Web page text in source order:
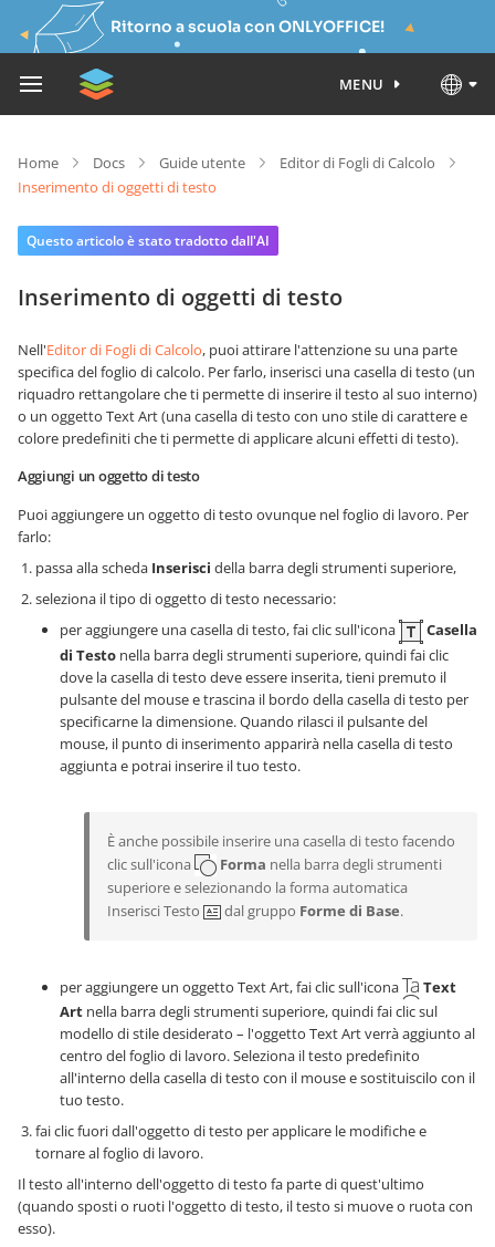
Ritorno a scuola con ONLYOFFICE!
MENU
Home Docs Guide utente
Editor di Fogli di Calcolo
Inserimento di oggetti di testo
Questo articolo è stato tradotto dall'AI
Inserimento di oggetti di testo
Nell'Editor di Fogli di Calcolo, puoi attirare l'attenzione su una parte
specifica del foglio di calcolo. Per farlo, inserisci una casella di testo (un
riquadro rettangolare che ti permette di inserire il testo al suo interno)
o un oggetto Text Art (una casella di testo con uno stile di carattere e
colore predefiniti che ti permette di applicare alcuni effetti di testo).
Aggiungi un oggetto di testo
Puoi aggiungere un oggetto di testo ovunque nel foglio di lavoro. Per
farlo:
passa alla scheda Inserisci della barra degli strumenti superiore,
seleziona il tipo di oggetto di testo necessario:
per aggiungere una casella di testo, fai clic sull'icona
Casella
di Testo nella barra degli strumenti superiore, quindi fai clic
dove la casella di testo deve essere inserita, tieni premuto il
pulsante del mouse e trascina il bordo della casella di testo per
specificarne la dimensione. Quando rilasci il pulsante del
mouse, il punto di inserimento apparirà nella casella di testo
aggiunta e potrai inserire il tuo testo.
È anche possibile inserire una casella di testo facendo
clic sull'icona
Forma nella barra degli strumenti
superiore e selezionando la forma automatica
Inserisci Testo
dal gruppo Forme di Base.
per aggiungere un oggetto Text Art, fai clic sull'icona
Text
Art nella barra degli strumenti superiore, quindi fai clic sul
modello di stile desiderato – l'oggetto Text Art verrà aggiunto al
centro del foglio di lavoro. Seleziona il testo predefinito
all'interno della casella di testo con il mouse e sostituiscilo con il
tuo testo.
fai clic fuori dall'oggetto di testo per applicare le modifiche e
tornare al foglio di lavoro.
Il testo all'interno dell'oggetto di testo fa parte di quest'ultimo
(quando sposti o ruoti l'oggetto di testo, il testo si muove o ruota con
esso).